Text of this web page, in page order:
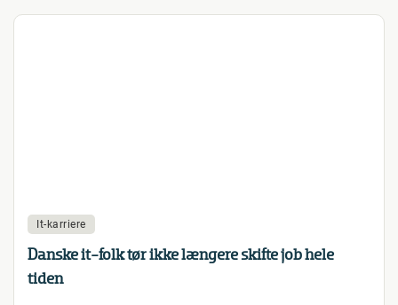
It-karriere
Danske it-folk tør ikke længere skifte job hele
tiden